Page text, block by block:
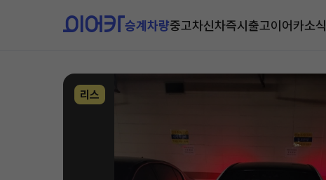
승계차량중고차신차즉시출고이어카소식
리스